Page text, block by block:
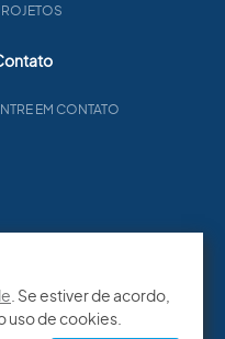
EM CONTATO
. Se estiver de acordo,
uso de cookies.